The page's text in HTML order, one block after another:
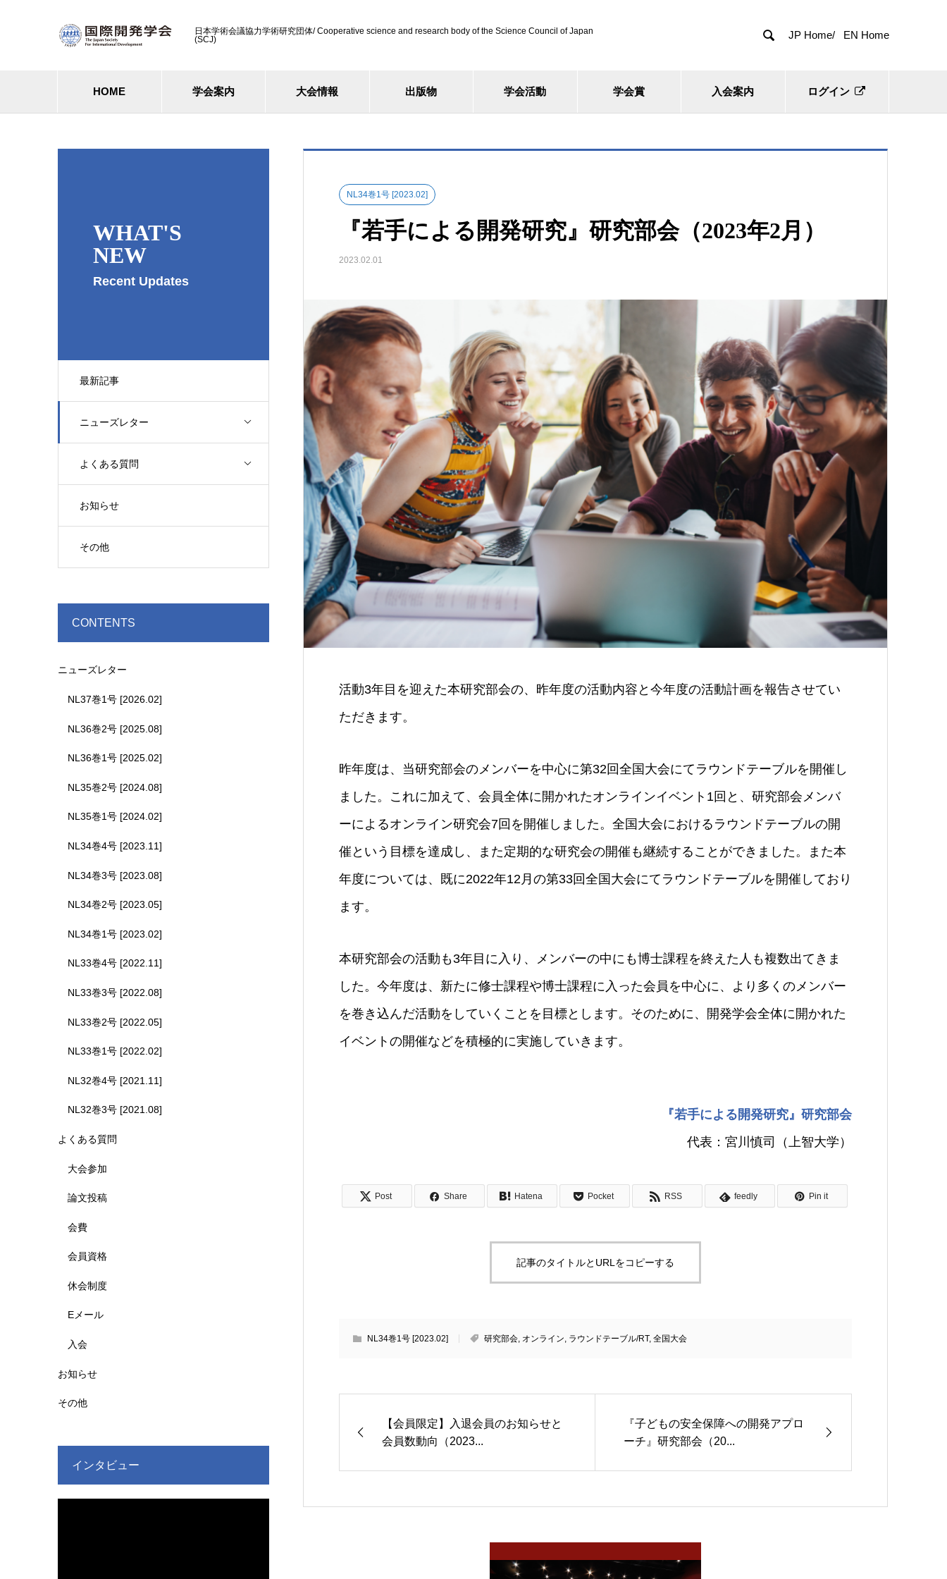
日本学術会議協力学術研究団体/ Cooperative science and research body of the Science Council of Japan
(SCJ)
 JP Home/ EN Home
HOME 学会案内 大会情報 出版物 学会活動 学会賞 入会案内 ログイン
WHAT'S
NEW
Recent Updates
最新記事
ニューズレター
よくある質問
お知らせ
その他
NL34巻1号 [2023.02]
『若手による開発研究』研究部会（2023年2月）
2023.02.01
活動3年目を迎えた本研究部会の、昨年度の活動内容と今年度の活動計画を報告させてい
ただきます。
昨年度は、当研究部会のメンバーを中心に第32回全国大会にてラウンドテーブルを開催し
ました。これに加えて、会員全体に開かれたオンラインイベント1回と、研究部会メンバ
ーによるオンライン研究会7回を開催しました。全国大会におけるラウンドテーブルの開
催という目標を達成し、また定期的な研究会の開催も継続することができました。また本
年度については、既に2022年12月の第33回全国大会にてラウンドテーブルを開催しており
ます。
本研究部会の活動も3年目に入り、メンバーの中にも博士課程を終えた人も複数出てきま
した。今年度は、新たに修士課程や博士課程に入った会員を中心に、より多くのメンバー
を巻き込んだ活動をしていくことを目標とします。そのために、開発学会全体に開かれた
イベントの開催などを積極的に実施していきます。
『若手による開発研究』研究部会
代表：宮川慎司（上智大学）
Post Share Hatena Pocket RSS feedly Pin it
記事のタイトルとURLをコピーする
NL34巻1号 [2023.02] 研究部会 オンライン ラウンドテーブル/RT, 全国大会
【会員限定】入退会員のお知らせと
会員数動向（2023...
『子どもの安全保障への開発アプロ
ーチ』研究部会（20...
CONTENTS
ニューズレター
NL37巻1号 [2026.02]
NL36巻2号 [2025.08]
NL36巻1号 [2025.02]
NL35巻2号 [2024.08]
NL35巻1号 [2024.02]
NL34巻4号 [2023.11]
NL34巻3号 [2023.08]
NL34巻2号 [2023.05]
NL34巻1号 [2023.02]
NL33巻4号 [2022.11]
NL33巻3号 [2022.08]
NL33巻2号 [2022.05]
NL33巻1号 [2022.02]
NL32巻4号 [2021.11]
NL32巻3号 [2021.08]
よくある質問
大会参加
論文投稿
会費
会員資格
休会制度
Eメール
入会
お知らせ
その他
インタビュー